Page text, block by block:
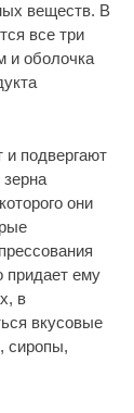
веществ. В
все три
и оболочка
и подвергают
они
придает ему
в
вкусовые
сиропы,